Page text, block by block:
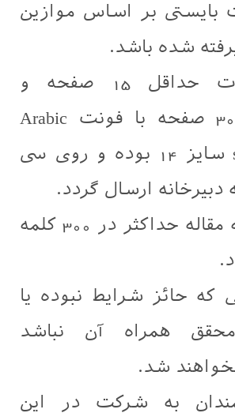
بایستی بر اساس موازین
شده باشد.
3- مقالات حداقل 15 صفحه و
حداکثر 30 صفحه با فونت Arabic
simplified سایز 14 بوده و روی سی
دبیرخانه ارسال گردد.
4- خلاصه مقاله حداکثر در 300 کلمه
که حائز شرایط نبوده یا
همراه آن نباشد
شد.
به شرکت در این